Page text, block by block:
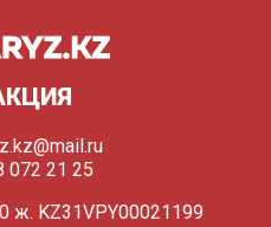
072 21 25
ж. KZ31VPY00021199